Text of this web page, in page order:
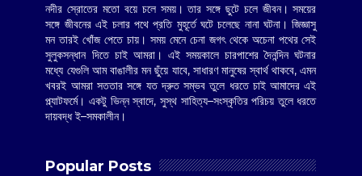
নদীর স্রোতের মতো বয়ে চলে সময়। তার সঙ্গে ছুটে চলে জীবন। সময়ের
সঙ্গে জীবনের এই চলার পথে প্রতি মুহূর্তে ঘটে চলেছে নানা ঘটনা। জিজ্ঞাসু
মন তারই খোঁজ পেতে চায়। সময় মেনে চেনা জগৎ থেকে অচেনা পথের সেই
সুলুকসন্ধান দিতে চাই আমরা। এই সময়কালে চারপাশের দৈনন্দিন ঘটনার
মধ্যে যেগুলি আম বাঙালীর মন ছুঁয়ে যাবে, সাধারণ মানুষের স্বার্থ থাকবে, এমন
খবরই আমরা সততার সঙ্গে যত দ্রুত সম্ভব তুলে ধরতে চাই আমাদের এই
প্ল্যাটফর্মে। একটু ভিন্ন স্বাদে, সুস্থ সাহিত্য–সংস্কৃতির পরিচয় তুলে ধরতে
দায়বদ্ধ ই–সমকালীন।
Popular Posts